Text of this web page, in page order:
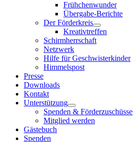
Frühchenwunder
Übergabe-Berichte
Der Förderkreis
Kreativtreffen
Schirmherrschaft
Netzwerk
Hilfe für Geschwisterkinder
Himmelspost
Presse
Downloads
Kontakt
Unterstützung
Spenden & Förderzuschüsse
Mitglied werden
Gästebuch
Spenden